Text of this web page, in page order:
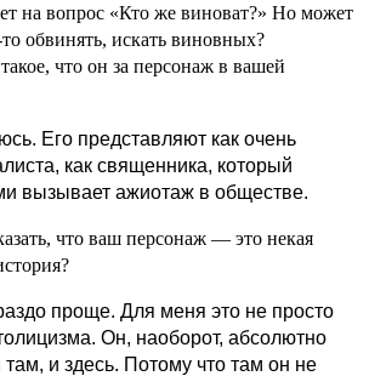
на вопрос «Кто же виноват?» Но может
обвинять, искать виновных?
что он за персонаж в вашей
Его представляют как очень
как священника, который
вызывает ажиотаж в обществе.
что ваш персонаж — это некая
проще. Для меня это не просто
Он, наоборот, абсолютно
и здесь. Потому что там он не